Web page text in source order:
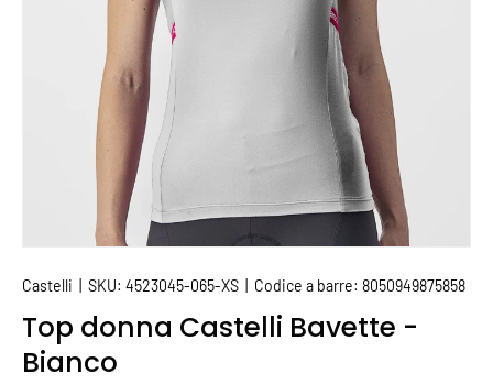
Castelli SKU: 4523045-065-XS Codice a barre: 8050949875858
Top donna Castelli Bavette -
Bianco